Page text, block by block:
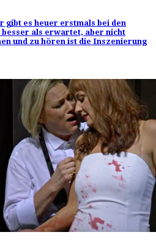
gibt es heuer erstmals bei den
als erwartet, aber nicht
und zu hören ist die Inszenierung